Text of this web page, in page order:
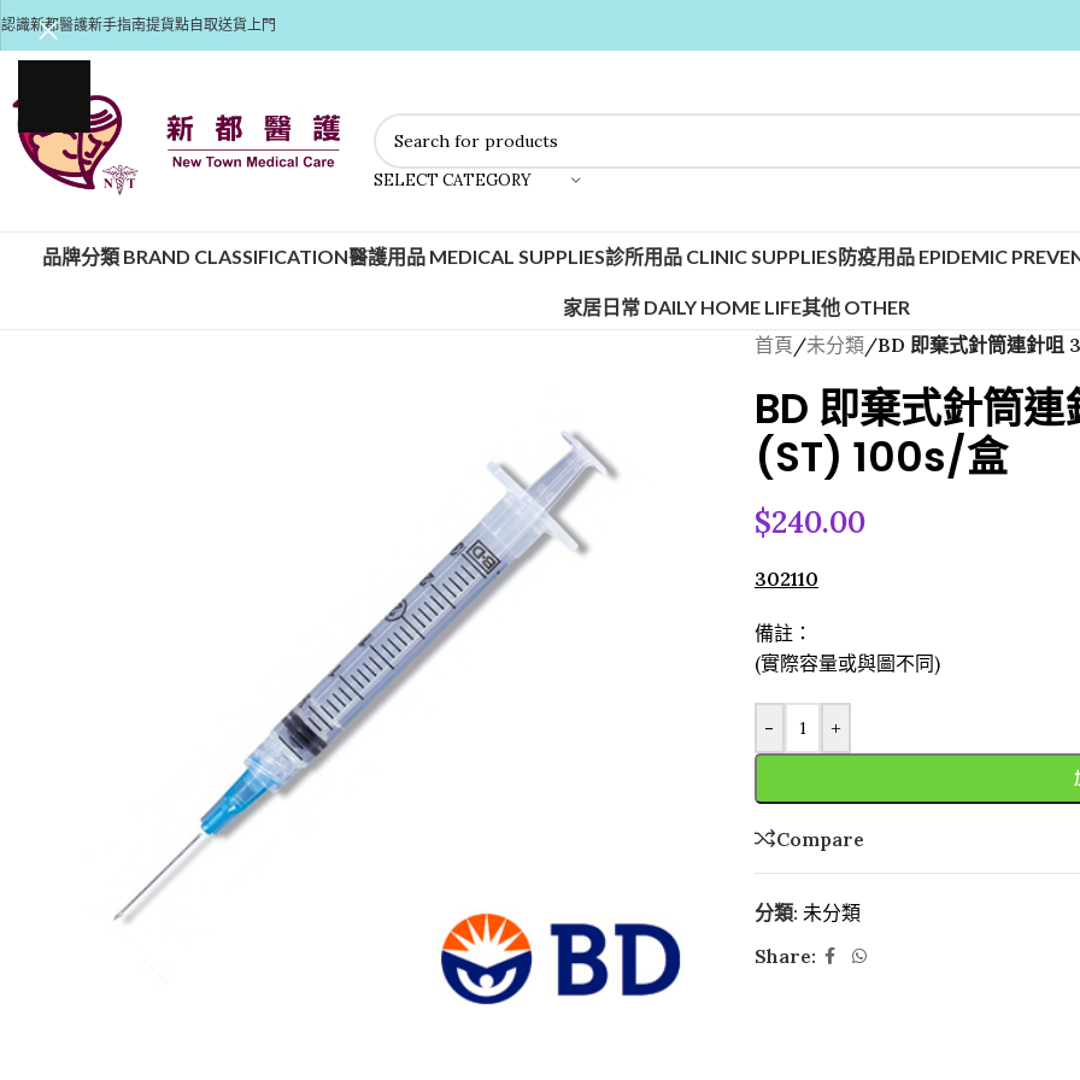
認識新都醫護新手指南提貨點自取送貨上門
SELECT CATEGORY
品牌分類 BRAND CLASSIFICATION醫護用品 MEDICAL SUPPLIES診所用品 CLINIC SUPPLIES防疫用品 EPIDEMIC
家居日常 DAILY HOME LIFE其他 OTHER
首頁/未分類/BD 即棄式針筒連針咀
BD 即棄式針筒
(ST) 100s/盒
$240.00
302110
備註：
(實際容量或與圖不同)
- +
Compare
分類: 未分類
Share: